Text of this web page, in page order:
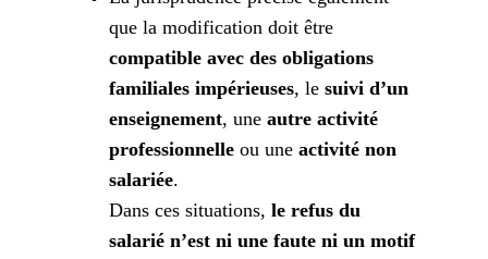
que la modification doit être
compatible avec des obligations
familiales impérieuses, le suivi d’un
enseignement, une autre activité
professionnelle ou une activité non
salariée.
Dans ces situations, le refus du
salarié n’est ni une faute ni un motif